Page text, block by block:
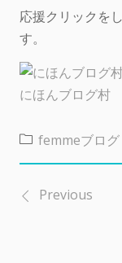
応援クリックを
す。
にほんブログ村
femmeブログ
投Previous